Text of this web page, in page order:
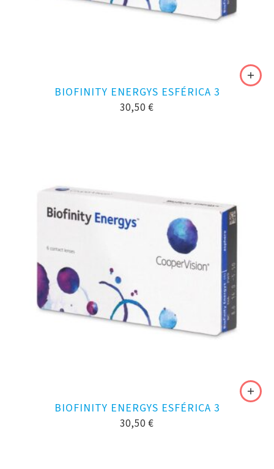
BIOFINITY ENERGYS ESFÉRICA 3
30,50 €
BIOFINITY ENERGYS ESFÉRICA 3
30,50 €